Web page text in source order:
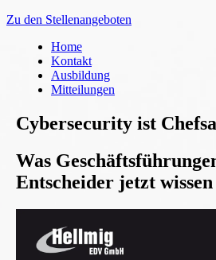
Zu den Stellenangeboten
Home
Kontakt
Ausbildung
Mitteilungen
Cybersecurity ist
Was
Entscheider jetzt wissen